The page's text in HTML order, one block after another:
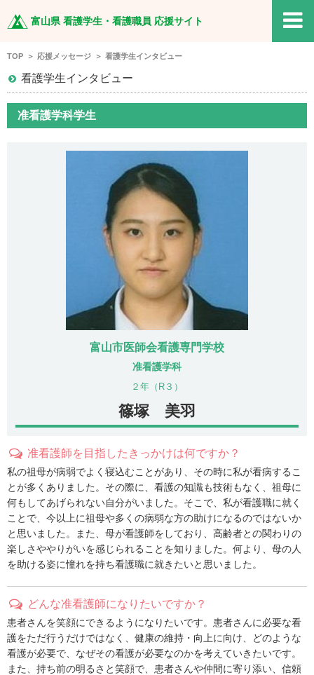
復職を目指す方へ
富山県 看護学生・看護職員 応援サイト
TOP 応援メッセージ 看護学生インタビュー
看護学生インタビュー
准看護学科学生
富山市医師会看護専門学校
准看護学科
２年（R３）
篠塚 美羽
准看護師を目指したきっかけは何ですか？
私の祖母が病弱でよく寝込むことがあり、その時に私が看病するこ
とが多くありました。その際に、看護の知識も技術もなく、祖母に
何もしてあげられない自分がいました。そこで、私が看護職に就く
ことで、今以上に祖母や多くの病弱な方の助けになるのではないか
と思いました。また、母が看護師をしており、高齢者との関わりの
楽しさややりがいを感じられることを知りました。何より、母の人
を助ける姿に憧れを持ち看護職に就きたいと思いました。
どんな准看護師になりたいですか？
患者さんを笑顔にできるようになりたいです。患者さんに必要な看
護をただ行うだけではなく、健康の維持・向上に向け、どのような
看護が必要で、なぜその看護が必要なのかを考えていきたいです。
また、持ち前の明るさと笑顔で、患者さんや仲間に寄り添い、信頼